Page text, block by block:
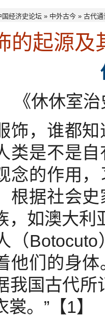
国经济史论坛 » 中外古今 » 古代通
的起源
《休休室
，谁都知
类是不是
念的作用
根据社会
，如澳大
（
他们的身
我国古代所
。”【1】